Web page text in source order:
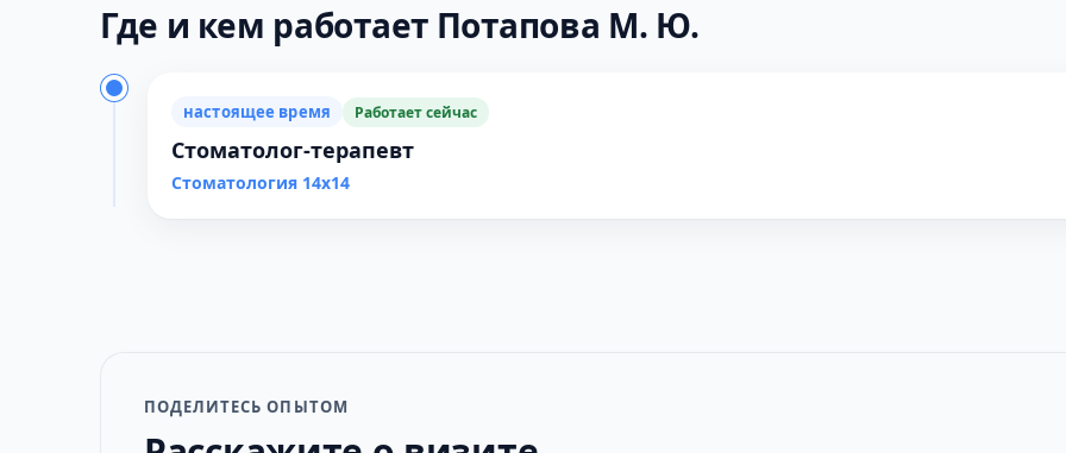
Где и кем работает Потапова М. Ю.
настоящее время Работает сейчас
Стоматолог-терапевт
Стоматология 14х14
ПОДЕЛИТЕСЬ ОПЫТОМ